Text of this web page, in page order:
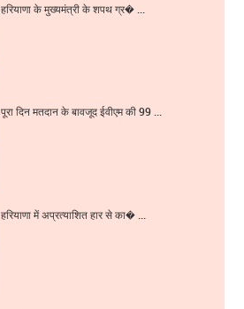
हरियाणा के मुख्यमंत्री के शपथ ग्र� ...
पूरा दिन मतदान के बावजूद ईवीएम की 99 ...
हरियाणा में अप्रत्याशित हार से का� ...